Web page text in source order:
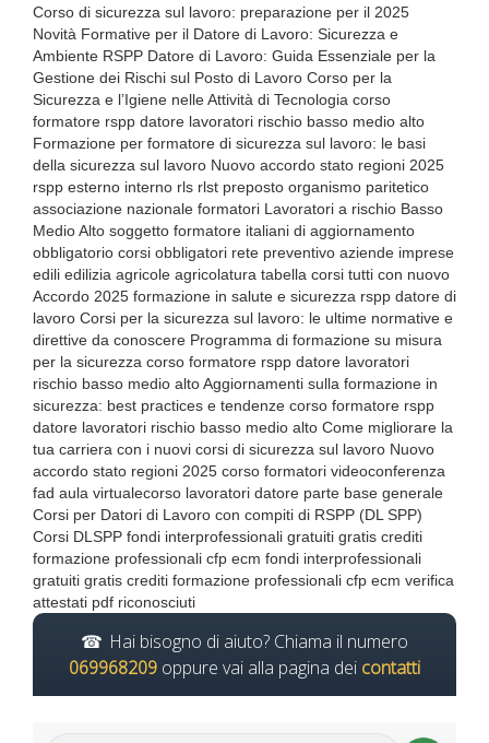
Corso di sicurezza sul lavoro: preparazione per il 2025
Novità Formative per il Datore di Lavoro: Sicurezza e
Ambiente RSPP Datore di Lavoro: Guida Essenziale per la
Gestione dei Rischi sul Posto di Lavoro Corso per la
Sicurezza e l’Igiene nelle Attività di Tecnologia corso
formatore rspp datore lavoratori rischio basso medio alto
Formazione per formatore di sicurezza sul lavoro: le basi
della sicurezza sul lavoro Nuovo accordo stato regioni 2025
rspp esterno interno rls rlst preposto organismo paritetico
associazione nazionale formatori Lavoratori a rischio Basso
Medio Alto soggetto formatore italiani di aggiornamento
obbligatorio corsi obbligatori rete preventivo aziende imprese
edili edilizia agricole agricolatura tabella corsi tutti con nuovo
Accordo 2025 formazione in salute e sicurezza rspp datore di
lavoro Corsi per la sicurezza sul lavoro: le ultime normative e
direttive da conoscere Programma di formazione su misura
per la sicurezza corso formatore rspp datore lavoratori
rischio basso medio alto Aggiornamenti sulla formazione in
sicurezza: best practices e tendenze corso formatore rspp
datore lavoratori rischio basso medio alto Come migliorare la
tua carriera con i nuovi corsi di sicurezza sul lavoro Nuovo
accordo stato regioni 2025 corso formatori videoconferenza
fad aula virtualecorso lavoratori datore parte base generale
Corsi per Datori di Lavoro con compiti di RSPP (DL SPP)
Corsi DLSPP fondi interprofessionali gratuiti gratis crediti
formazione professionali cfp ecm fondi interprofessionali
gratuiti gratis crediti formazione professionali cfp ecm verifica
attestati pdf riconosciuti
Hai bisogno di aiuto? Chiama il numero
069968209 oppure vai alla pagina dei contatti